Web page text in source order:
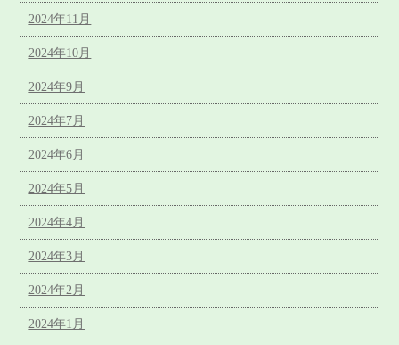
2024年11月
2024年10月
2024年9月
2024年7月
2024年6月
2024年5月
2024年4月
2024年3月
2024年2月
2024年1月